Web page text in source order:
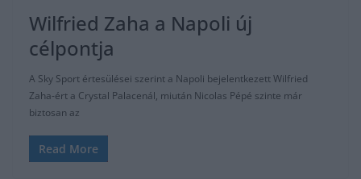
Wilfried Zaha a Napoli új
célpontja
A Sky Sport értesülései szerint a Napoli bejelentkezett Wilfried
Zaha-ért a Crystal Palacenál, miután Nicolas Pépé szinte már
biztosan az
Read More